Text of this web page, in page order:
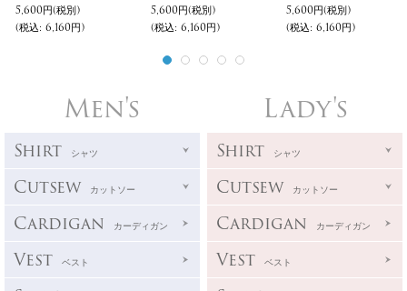
5,600円(税別)
(税込: 6,160円)
5,600円(税別)
(税込: 6,160円)
5,600円(税別)
(税込: 6,160円)
Men's
Shirt シャツ
Cutsew カットソー
Cardigan カーディガン
Vest ベスト
Lady's
Shirt シャツ
Cutsew カットソー
Cardigan カーディガン
Vest ベスト